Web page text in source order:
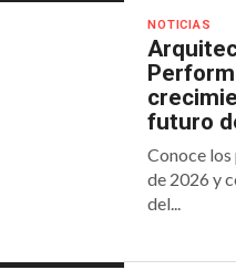
NOTICIAS
futuro
Conoce
de 2026 y
del...